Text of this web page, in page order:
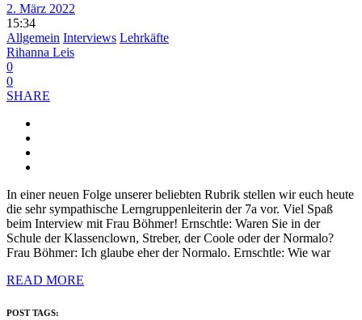
2. März 2022
15:34
Allgemein Interviews Lehrkäfte
Rihanna Leis
0
0
SHARE
In einer neuen Folge unserer beliebten Rubrik stellen wir euch heute
die sehr sympathische Lerngruppenleiterin der 7a vor. Viel Spaß
beim Interview mit Frau Böhmer! Ernschtle: Waren Sie in der
Schule der Klassenclown, Streber, der Coole oder der Normalo?
Frau Böhmer: Ich glaube eher der Normalo. Ernschtle: Wie war
READ MORE
POST TAGS: